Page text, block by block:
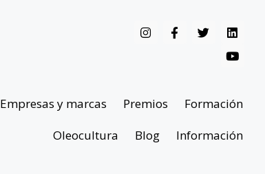
Empresas y marcas Premios
Formación
Oleocultura
Blog Información